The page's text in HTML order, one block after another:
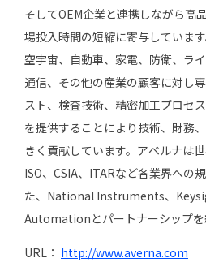
そしてOEM企業と連携しながら高
場投入時間の短縮に寄与していま
空宇宙、自動車、家電、防衛、ラ
通信、その他の産業の顧客に対し
スト、検査技術、精密加工プロセ
を提供することにより技術、財務
きく貢献しています。アベルナは
ISO、CSIA、ITARなど各業界への
た、National Instruments、
Automationとパートナーシップを
URL： http://www.averna.com